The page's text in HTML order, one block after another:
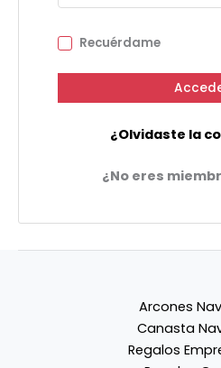
Recuérdame
¿Olvidaste la
¿No eres
Arcones
Canasta
Regalos